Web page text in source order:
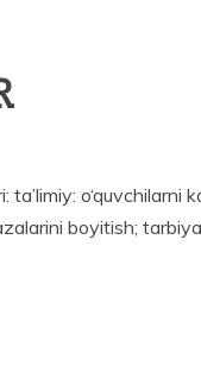
o‘quvchilarni
boyitish;